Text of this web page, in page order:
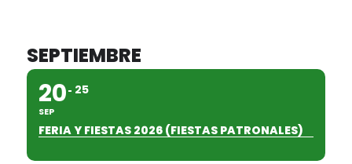
SEPTIEMBRE
20
SEP
25
FERIA Y FIESTAS 2026 (FIESTAS PATRONALES)